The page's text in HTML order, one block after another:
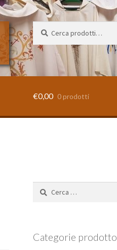
Cerca:
Cerca
€0,00 0 prodotti
Ricerca
per:
Categorie prodotto